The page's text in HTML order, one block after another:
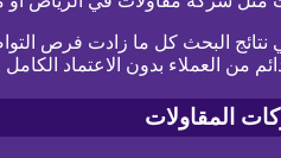
البحث كل ما زادت فرص
من العملاء بدون الاعتماد
المقاولات